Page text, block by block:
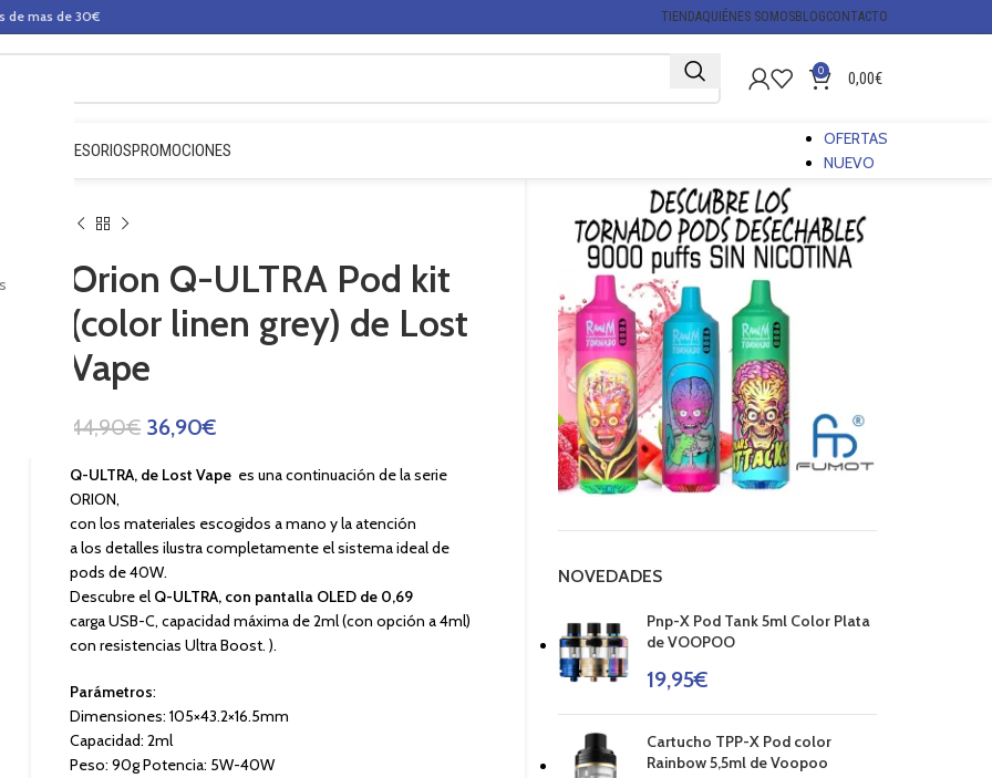
de mas de 30€ TIENDAQUIÉNES SOMOSBLOGCONTACTO
0 0,00€
ACCESORIOSPROMOCIONES
OFERTAS
NUEVO
Orion Q-ULTRA Pod kit
(color linen grey) de Lost
Vape
44,90€ 36,90€
Q-ULTRA, de Lost Vape es una continuación de la serie
ORION,
con los materiales escogidos a mano y la atención
a los detalles ilustra completamente el sistema ideal de
pods de 40W.
Descubre el Q-ULTRA, con pantalla OLED de 0,69
carga USB-C, capacidad máxima de 2ml (con opción a 4ml)
con resistencias Ultra Boost. ).
Parámetros:
Dimensiones: 105×43.2×16.5mm
Capacidad: 2ml
Peso: 90g Potencia: 5W-40W
NOVEDADES
Pnp-X Pod Tank 5ml Color Plata
de VOOPOO
19,95€
Cartucho TPP-X Pod color
Rainbow 5,5ml de Voopoo